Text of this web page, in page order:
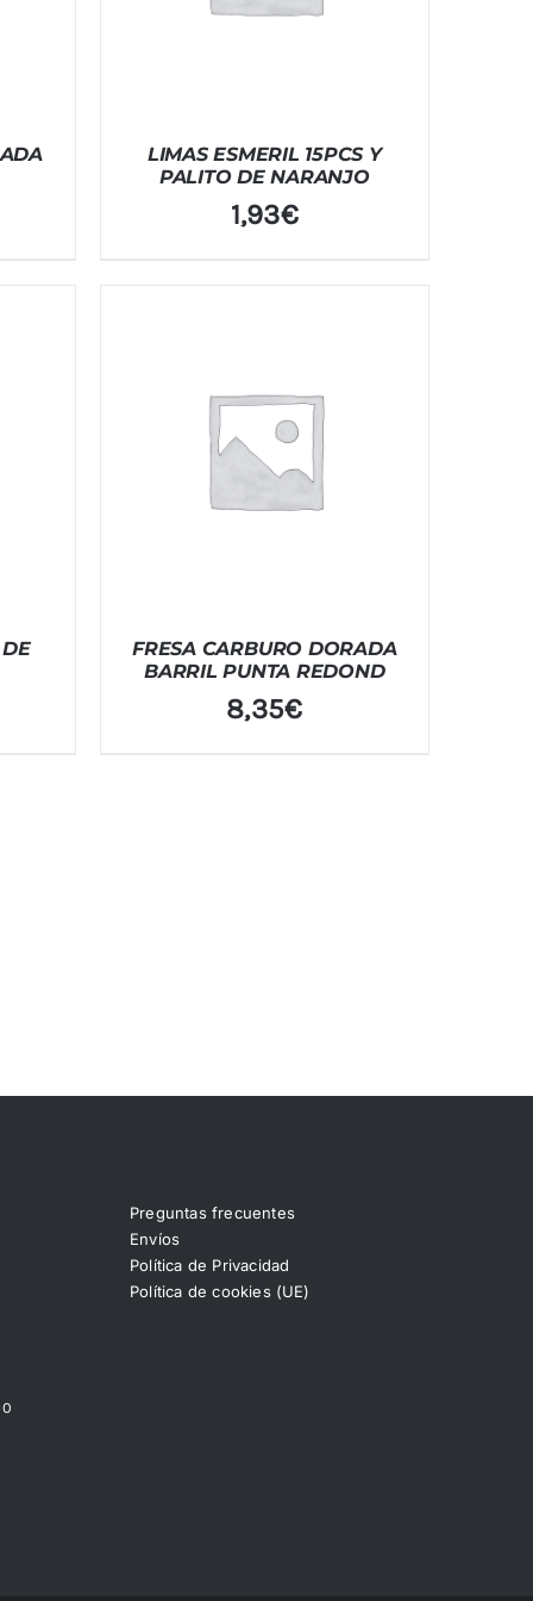
LIMAS ESMERIL 15PCS Y
PALITO DE NARANJO
1,93€
FRESA CARBURO DORADA
BARRIL PUNTA REDOND
8,35€
Preguntas frecuentes
Envíos
Política de Privacidad
Política de cookies (UE)